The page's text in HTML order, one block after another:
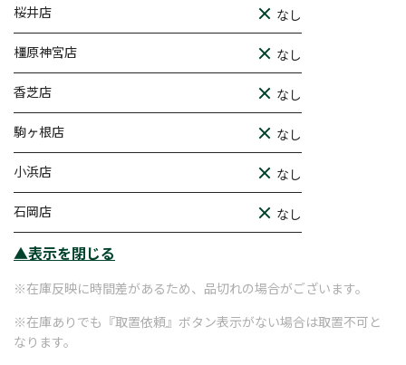
桜井店 なし
橿原神宮店 なし
香芝店 なし
駒ヶ根店 なし
小浜店 なし
石岡店 なし
▲表示を閉じる
※在庫反映に時間差があるため、品切れの場合がございます。
※在庫ありでも『取置依頼』ボタン表示がない場合は取置不可と
なります。